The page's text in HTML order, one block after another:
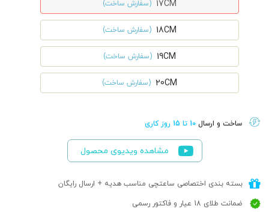
17CM (سفارش ساخت)
18CM (سفارش ساخت)
19CM (سفارش ساخت)
20CM (سفارش ساخت)
ساخت و ارسال 10 تا 15 روز کاری
مشاهده ویدیوی محصول
بسته بندی اختصاصی ساعتچی مناسب هدیه + ارسال رایگان
ضمانت طلای 18 عیار و فاکتور رسمی